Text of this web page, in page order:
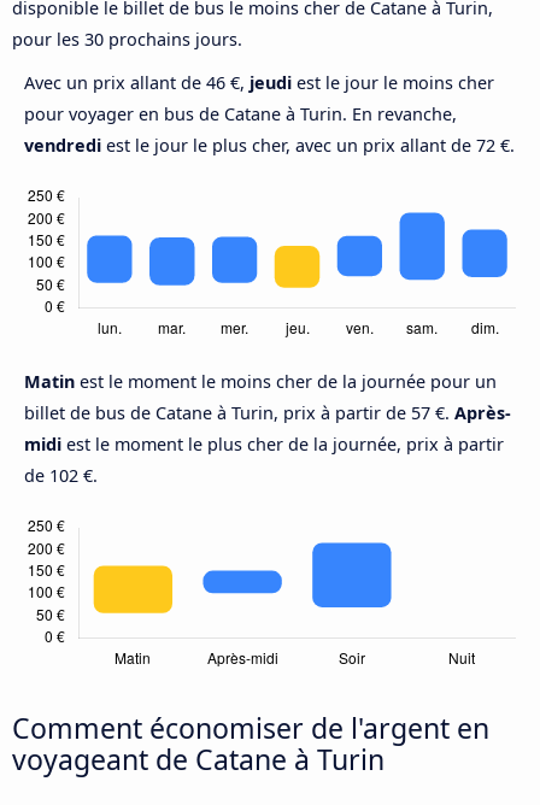
disponible le billet de bus le moins cher de Catane à Turin,
pour les 30 prochains jours.
Avec un prix allant de 46 €, jeudi est le jour le moins cher
pour voyager en bus de Catane à Turin. En revanche,
vendredi est le jour le plus cher, avec un prix allant de 72 €.
Matin est le moment le moins cher de la journée pour un
billet de bus de Catane à Turin, prix à partir de 57 €. Après-
midi est le moment le plus cher de la journée, prix à partir
de 102 €.
Comment économiser de l'argent en
voyageant de Catane à Turin